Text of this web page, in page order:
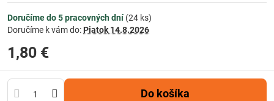
Doručíme do 5 pracovných dní(24 ks)
Doručíme k vám do: Piatok 14.8.2026
1,80 €
Do košíka